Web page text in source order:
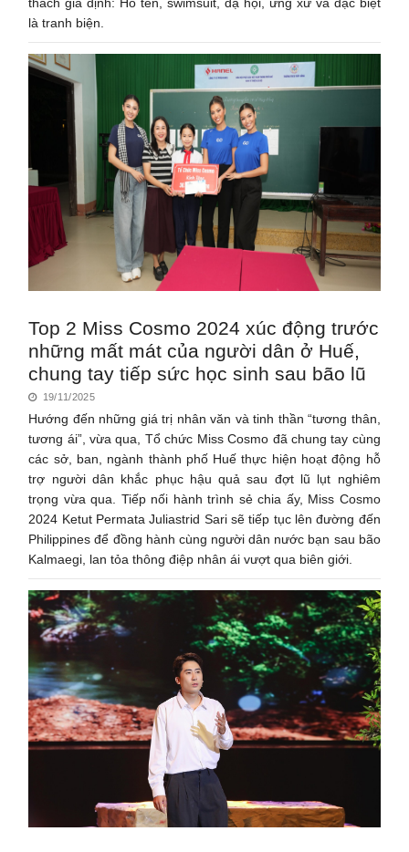
là tranh biện.
Top 2 Miss Cosmo 2024 xúc động trước
những mất mát của người dân ở Huế,
chung tay tiếp sức học sinh sau bão lũ
19/11/2025
Hướng đến những giá trị nhân văn và tinh thần “tương thân,
tương ái”, vừa qua, Tổ chức Miss Cosmo đã chung tay cùng
các sở, ban, ngành thành phố Huế thực hiện hoạt động hỗ
trợ người dân khắc phục hậu quả sau đợt lũ lụt nghiêm
trọng vừa qua. Tiếp nối hành trình sẻ chia ấy, Miss Cosmo
2024 Ketut Permata Juliastrid Sari sẽ tiếp tục lên đường đến
Philippines để đồng hành cùng người dân nước bạn sau bão
Kalmaegi, lan tỏa thông điệp nhân ái vượt qua biên giới.